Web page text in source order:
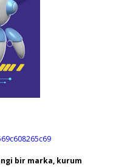
bir marka, kurum